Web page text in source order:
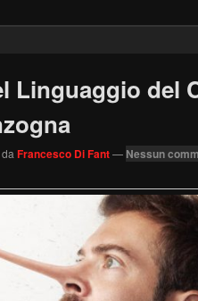
Linguaggio del
da Francesco Di Fant— Nessun